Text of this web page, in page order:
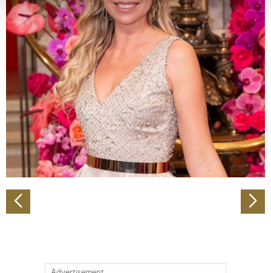
Erfahren Sie mehr darüber, wie Ihre persönlichen Daten
verarbeitet werden, und legen Sie Ihre Präferenzen im
Abschnitt Einzelheiten
Wir verwenden Cookies, um Inhalte und Anzeigen zu
personalisieren, Funktionen für soziale Medien anbieten
zu können und die Zugriffe auf unsere Website zu
analysieren. Außerdem geben wir Informationen zu Ihrer
Verwendung unserer Website an unsere Partner für
soziale Medien, Werbung und Analysen weiter. Unsere
Partner führen diese Informationen möglicherweise mit
weiteren Daten zusammen, die Sie ihnen bereitgestellt
gesammelt haben.